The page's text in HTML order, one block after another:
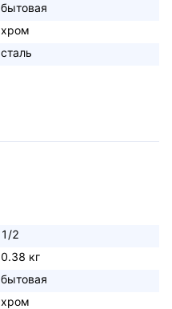
бытовая
хром
сталь
1/2
0.38 кг
бытовая
хром